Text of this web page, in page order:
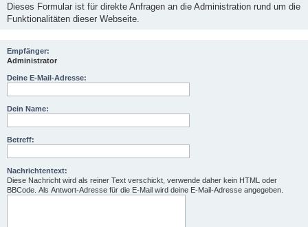
Dieses Formular ist für direkte Anfragen an die Administration rund um die
Funktionalitäten dieser Webseite.
Empfänger:
Administrator
Deine E-Mail-Adresse:
Dein Name:
Betreff:
Nachrichtentext:
Diese Nachricht wird als reiner Text verschickt, verwende daher kein HTML oder
BBCode. Als Antwort-Adresse für die E-Mail wird deine E-Mail-Adresse angegeben.